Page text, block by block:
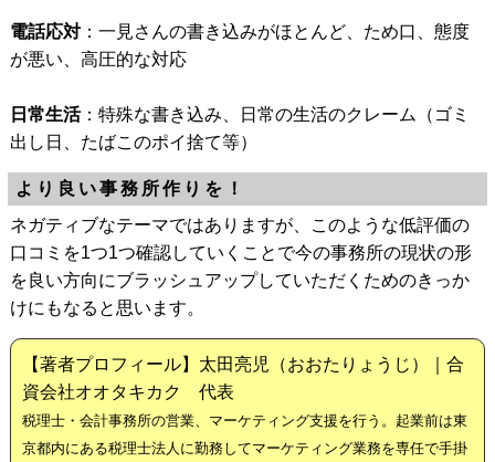
電話応対：一見さんの書き込みがほとんど、ため口、態度
が悪い、高圧的な対応
日常生活：特殊な書き込み、日常の生活のクレーム（ゴミ
出し日、たばこのポイ捨て等）
より良い事務所作りを！
ネガティブなテーマではありますが、このような低評価の
口コミを1つ1つ確認していくことで今の事務所の現状の形
を良い方向にブラッシュアップしていただくためのきっか
けにもなると思います。
【著者プロフィール】太田亮児（おおたりょうじ）｜合
資会社オオタキカク 代表
税理士・会計事務所の営業、マーケティング支援を行う。起業前は東
京都内にある税理士法人に勤務してマーケティング業務を専任で手掛